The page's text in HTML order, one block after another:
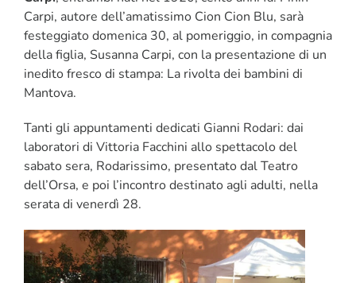
Carpi, autore dell’amatissimo Cion Cion Blu, sarà
festeggiato domenica 30, al pomeriggio, in compagnia
della figlia, Susanna Carpi, con la presentazione di un
inedito fresco di stampa: La rivolta dei bambini di
Mantova.
Tanti gli appuntamenti dedicati Gianni Rodari: dai
laboratori di Vittoria Facchini allo spettacolo del
sabato sera, Rodarissimo, presentato dal Teatro
dell’Orsa, e poi l’incontro destinato agli adulti, nella
serata di venerdì 28.